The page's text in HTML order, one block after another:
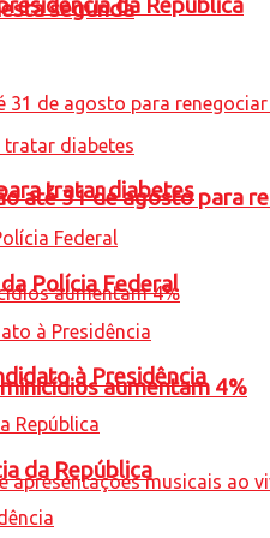
segunda
até 31 de agosto para
aumentam 4%
tratar diabetes
Polícia Federal
à Presidência
da República